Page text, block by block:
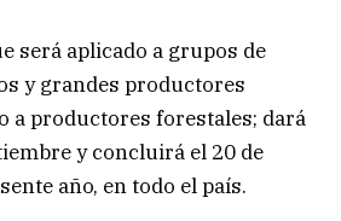
será aplicado a grupos de
y grandes productores
a productores forestales; dará
y concluirá el 20 de
año, en todo el país.